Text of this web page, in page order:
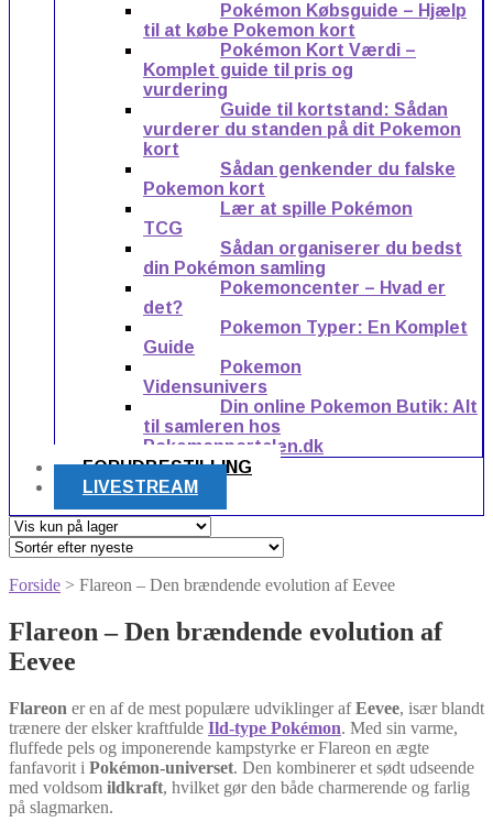
Pokémon Købsguide – Hjælp
til at købe Pokemon kort
Pokémon Kort Værdi –
Komplet guide til pris og
vurdering
Guide til kortstand: Sådan
vurderer du standen på dit Pokemon
kort
Sådan genkender du falske
Pokemon kort
Lær at spille Pokémon
TCG
Sådan organiserer du bedst
din Pokémon samling
Pokemoncenter – Hvad er
det?
Pokemon Typer: En Komplet
Guide
Pokemon
Vidensunivers
Din online Pokemon Butik: Alt
til samleren hos
Pokemonportalen.dk
FORUDBESTILLING
LIVESTREAM
Forside > Flareon – Den brændende evolution af Eevee
Flareon – Den brændende evolution af
Eevee
Flareon er en af de mest populære udviklinger afEevee, især blandt
trænere der elsker kraftfulde Ild-type Pokémon. Med sin varme,
fluffede pels og imponerende kampstyrke er Flareon en ægte
fanfavorit i Pokémon-universet. Den kombinerer et sødt udseende
med voldsom ildkraft, hvilket gør den både charmerende og farlig
på slagmarken.